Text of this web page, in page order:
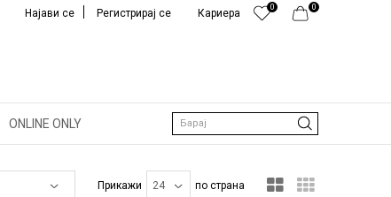
0
0
Кариера
Најави се Регистрирај се
ONLINE ONLY Барај
Прикажи по страна